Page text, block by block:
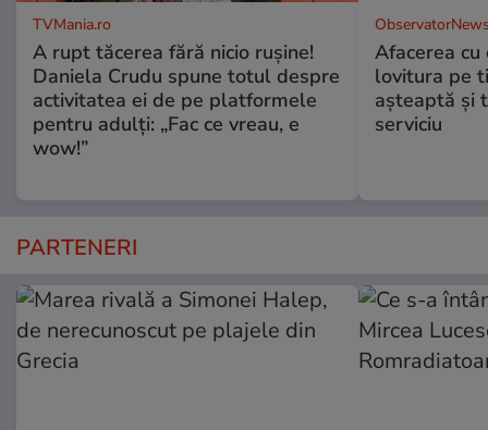
TVMania.ro
A rupt tăcerea fără nicio rușine!
Daniela Crudu spune totul despre
activitatea ei de pe platformele
pentru adulți: „Fac ce vreau, e
wow!”
Afacerea
lovitura pe
aşteaptă şi
serviciu
PARTENERI